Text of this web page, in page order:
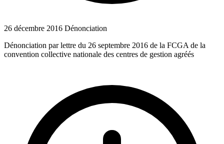
26 décembre 2016 Dénonciation
Dénonciation par lettre du 26 septembre 2016 de la FCGA de la
convention collective nationale des centres de gestion agréés